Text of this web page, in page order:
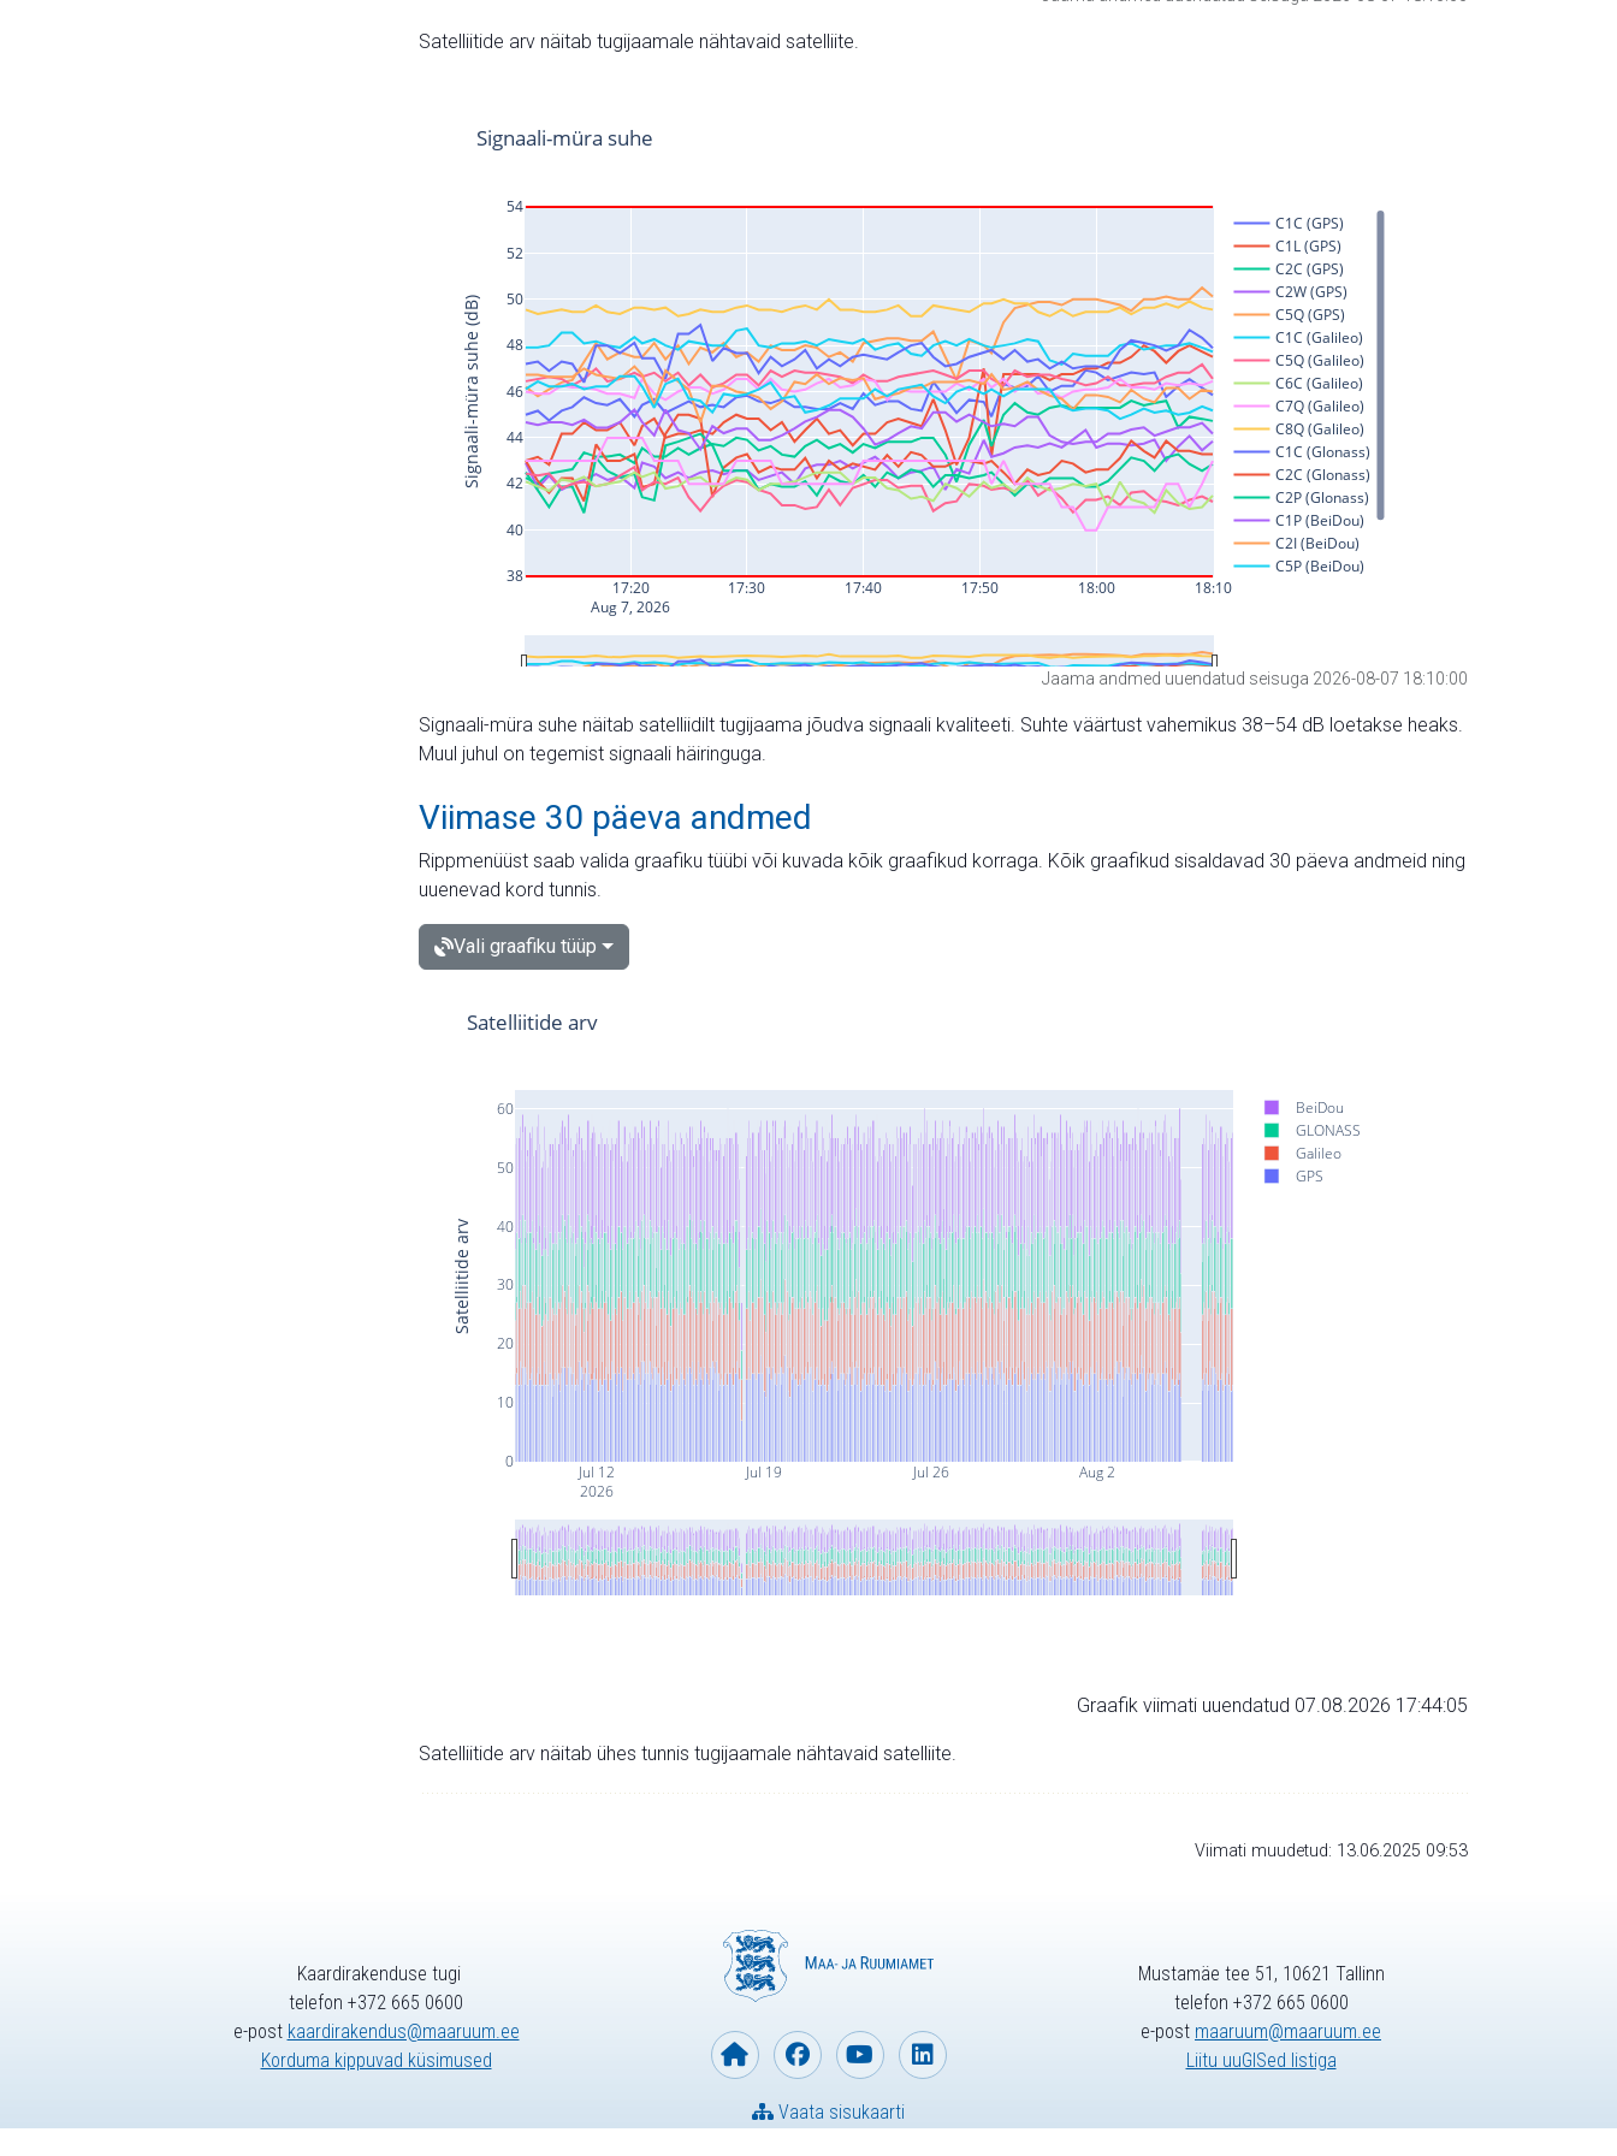
Satelliitide arv näitab tugijaamale nähtavaid satelliite.
Jaama andmed uuendatud seisuga 2026-08-07 18:10:00
Signaali-müra suhe näitab satelliidilt tugijaama jõudva signaali kvaliteeti. Suhte väärtust vahemikus 38–54 dB loetakse heaks.
Muul juhul on tegemist signaali häiringuga.
Viimase 30 päeva andmed
Rippmenüüst saab valida graafiku tüübi või kuvada kõik graafikud korraga. Kõik graafikud sisaldavad 30 päeva andmeid ning
uuenevad kord tunnis.
Vali graafiku tüüp
Jul 12
2026
Jul 19 Jul 26 Aug 2
0
10
20
30
40
50
60
BeiDou
GLONASS
Galileo
GPS
Satelliitide arv
Satelliitide arv
Graafik viimati uuendatud 07.08.2026 17:44:05
Satelliitide arv näitab ühes tunnis tugijaamale nähtavaid satelliite.
Viimati muudetud: 13.06.2025 09:53
Kaardirakenduse tugi
telefon +372 665 0600
e-post kaardirakendus@maaruum.ee
Korduma kippuvad küsimused
Vaata sisukaarti
Mustamäe tee 51, 10621 Tallinn
telefon +372 665 0600
e-post maaruum@maaruum.ee
Liitu uuGISed listiga